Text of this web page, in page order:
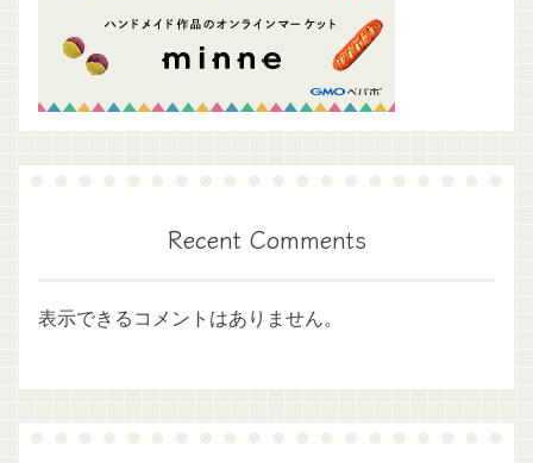
Recent Comments
表示できるコメントはありません。